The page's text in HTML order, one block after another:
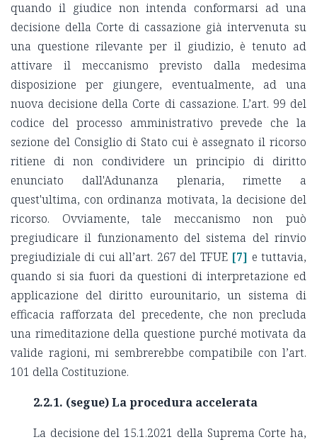
quando il giudice non intenda conformarsi ad una
decisione della Corte di cassazione già intervenuta su
una questione rilevante per il giudizio, è tenuto ad
attivare il meccanismo previsto dalla medesima
disposizione per giungere, eventualmente, ad una
nuova decisione della Corte di cassazione. L’art. 99 del
codice del processo amministrativo prevede che la
sezione del Consiglio di Stato cui è assegnato il ricorso
ritiene di non condividere un principio di diritto
enunciato dall'Adunanza plenaria, rimette a
quest'ultima, con ordinanza motivata, la decisione del
ricorso. Ovviamente, tale meccanismo non può
pregiudicare il funzionamento del sistema del rinvio
pregiudiziale di cui all’art. 267 del TFUE [7] e tuttavia,
quando si sia fuori da questioni di interpretazione ed
applicazione del diritto eurounitario, un sistema di
efficacia rafforzata del precedente, che non precluda
una rimeditazione della questione purché motivata da
valide ragioni, mi sembrerebbe compatibile con l’art.
101 della Costituzione.
2.2.1. (segue) La procedura accelerata
La decisione del 15.1.2021 della Suprema Corte ha,